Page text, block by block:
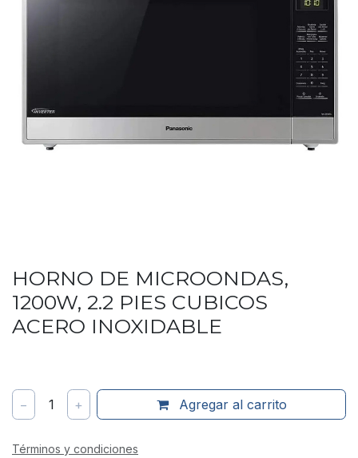
HORNO DE MICROONDAS,
1200W, 2.2 PIES CUBICOS
ACERO INOXIDABLE
− 1 + Agregar al carrito
Términos y condiciones